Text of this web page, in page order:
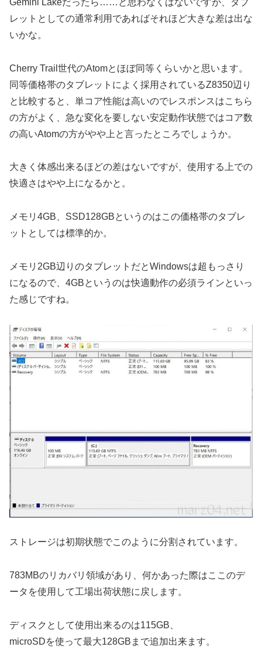
レットとしての通常利用であればそれほど大きな差は出な
いかな。
Cherry Trail世代のAtomとほぼ同等くらいかと思います。
同等価格帯のタブレットによく採用されているZ8350辺り
と比較すると、単コア性能は高いのでレスポンスはこちら
の方がよく、急な変化を要しない安定動作状態ではコア数
の高いAtomの方がやや上と言ったところでしょうか。
大きく体感出来るほどの差はないですが、使用する上での
快適さはやや上になるかと。
メモリ4GB、SSD128GBというのはこの価格帯のタブレ
ットとしては標準的か。
メモリ2GB辺りのタブレットだとWindowsは超もっさり
になるので、4GBというのは快適動作の必須ラインといっ
た感じですね。
ストレージは初期状態でこのように分割されています。
783MBのリカバリ領域があり、何かあった際はここのデ
ータを使用して工場出荷状態に戻します。
ディスクとして使用出来るのは115GB、
microSDを使って最大128GBまで追加出来ます。